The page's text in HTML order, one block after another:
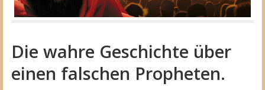
Die wahre Geschichte über
einen falschen Propheten.